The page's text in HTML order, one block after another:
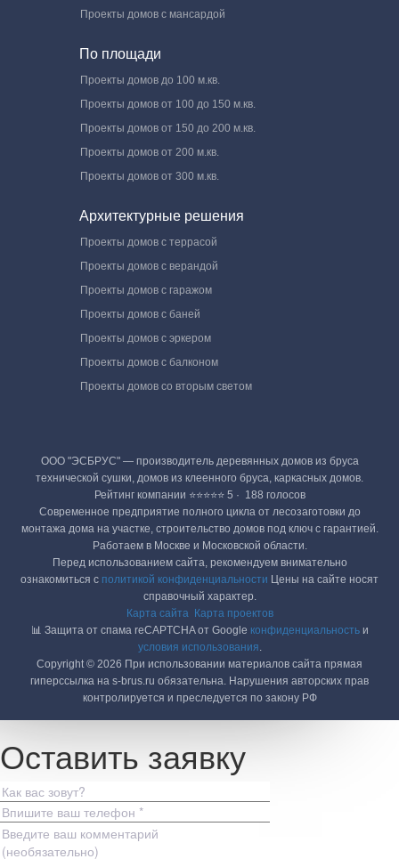
Проекты домов с мансардой
По площади
Проекты домов до 100 м.кв.
Проекты домов от 100 до 150 м.кв.
Проекты домов от 150 до 200 м.кв.
Проекты домов от 200 м.кв.
Проекты домов от 300 м.кв.
Архитектурные решения
Проекты домов с террасой
Проекты домов с верандой
Проекты домов с гаражом
Проекты домов с баней
Проекты домов с эркером
Проекты домов с балконом
Проекты домов со вторым светом
ООО "ЭСБРУС" — производитель деревянных домов из бруса
технической сушки, домов из клеенного бруса, каркасных домов.
Рейтинг компании ⭐⭐⭐⭐⭐ 5 · ‎ 188 голосов
Современное предприятие полного цикла от лесозаготовки до
монтажа дома на участке, строительство домов под ключ с гарантией.
Работаем в Москве и Московской области.
Перед использованием сайта, рекомендуем внимательно
ознакомиться с политикой конфиденциальности Цены на сайте носят
справочный характер.
Карта сайта
Карта проектов
📊 Защита от спама reCAPTCHA от Google конфиденциальностьи
условия использования.
Copyright © 2026 При использовании материалов сайта прямая
гиперссылка на s-brus.ru обязательна. Нарушения авторских прав
контролируется и преследуется по закону РФ
Оставить заявку